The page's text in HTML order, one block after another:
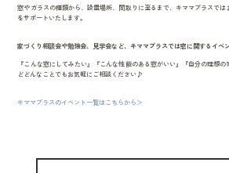
窓やガラスの種類から、設置場所、間取りに至るまで、キママプラスで
をサポートいたします。
家づくり相談会や勉強会、見学会など、キママプラスでは窓に関するイベ
『こんな窓にしてみたい』『こんな性能のある窓がいい』『自分の理想
どどんなことでもお気軽にご相談ください♪
キママプラスのイベント一覧はこちらから＞